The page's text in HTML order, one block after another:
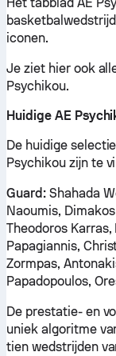
iconen.
Je ziet hier ook
Psychikou.
Huidige AE
De huidige
Psychikou zijn te
Guard:Shahada
Naoumis,
Theodoros Karras,
Papagiannis,
Zormpas,
Papadopoulos,
De prestatie- en
uniek algoritme
tien wedstrijden